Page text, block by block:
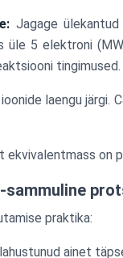
Jagage
üle 5 elektroni
tingimused.
laengu järgi.
ekvivalentmass
sammuline
praktika:
ainet